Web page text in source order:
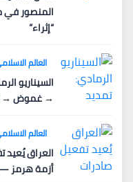
المنصور في
“إثراء”
العالم
→ غموض →
العالم
العراق
أزمة هرمز